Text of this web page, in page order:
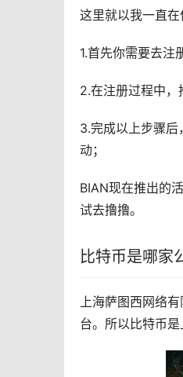
这里就以我一直在
1.首先你需要去注
2.在注册过程中，
3.完成以上步骤
动；
BIAN现在推出的
试去撸撸。
比特币是哪家
上海萨图西网络
台。所以比特币是